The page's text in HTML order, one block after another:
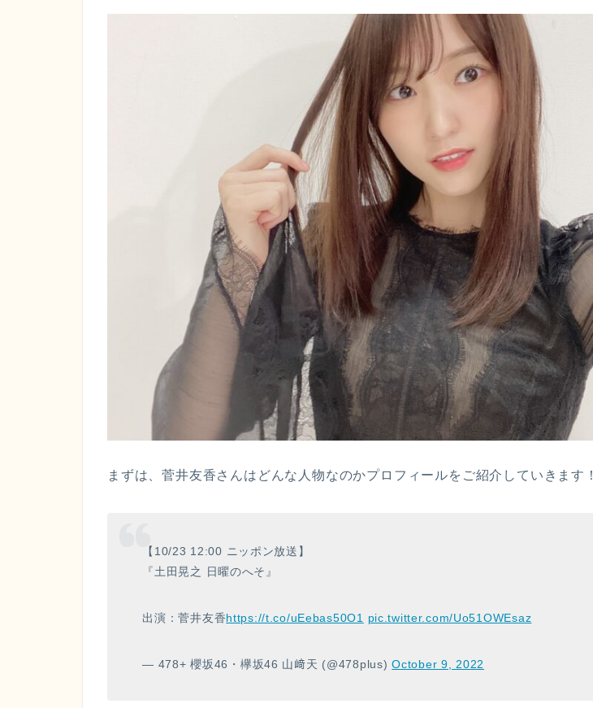
まずは、菅井友香さんはどんな人物なのかプロフィールをご紹介していきます！
【10/23 12:00 ニッポン放送】
『土田晃之 日曜のへそ』
出演：菅井友香https://t.co/uEebas50O1 pic.twitter.com/Uo51OWEsaz
— 478+ 櫻坂46・欅坂46 山﨑天 (@478plus)October 9, 2022